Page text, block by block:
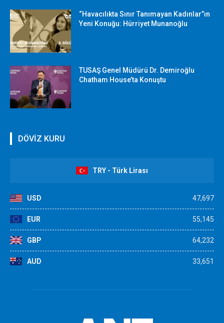
“Havacılıkta Sınır Tanımayan Kadınlar”ın
Yeni Konuğu: Hürriyet Munanoğlu
TUSAŞ Genel Müdürü Dr. Demiroğlu
Chatham House’ta Konuştu
DÖVİZ KURU
TRY - Türk Lirası
USD 47,697
EUR 55,145
GBP 64,232
AUD 33,651